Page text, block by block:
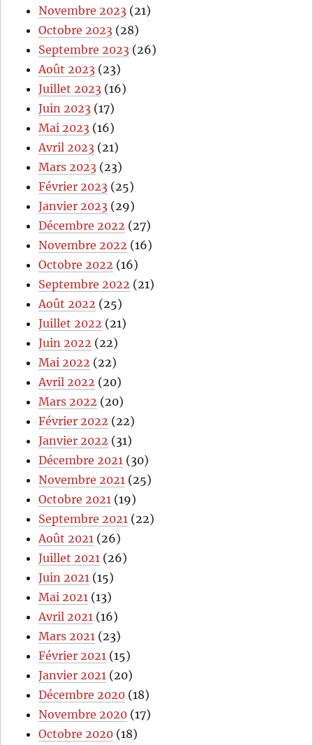
Novembre 2023 (21)
Octobre 2023 (28)
Septembre 2023 (26)
Août 2023 (23)
Juillet 2023 (16)
Juin 2023 (17)
Mai 2023 (16)
Avril 2023 (21)
Mars 2023 (23)
Février 2023 (25)
Janvier 2023 (29)
Décembre 2022 (27)
Novembre 2022 (16)
Octobre 2022 (16)
Septembre 2022 (21)
Août 2022 (25)
Juillet 2022 (21)
Juin 2022 (22)
Mai 2022 (22)
Avril 2022 (20)
Mars 2022 (20)
Février 2022 (22)
Janvier 2022 (31)
Décembre 2021 (30)
Novembre 2021 (25)
Octobre 2021 (19)
Septembre 2021 (22)
Août 2021 (26)
Juillet 2021 (26)
Juin 2021 (15)
Mai 2021 (13)
Avril 2021 (16)
Mars 2021 (23)
Février 2021 (15)
Janvier 2021 (20)
Décembre 2020 (18)
Novembre 2020 (17)
Octobre 2020 (18)